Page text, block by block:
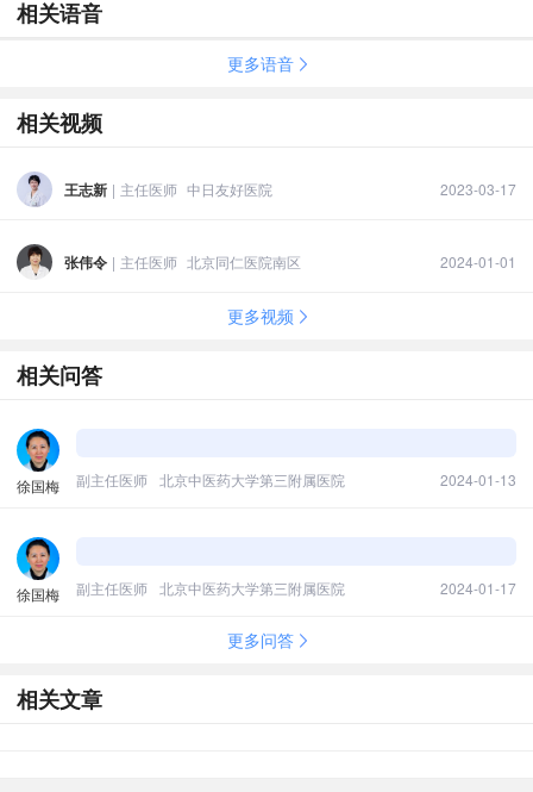
相关语音
更多语音
相关视频
王志新 | 主任医师 中日友好医院 2023-03-17
张伟令 | 主任医师 北京同仁医院南区 2024-01-01
更多视频
相关问答
徐国梅 副主任医师 北京中医药大学第三附属医院 2024-01-13
徐国梅 副主任医师 北京中医药大学第三附属医院 2024-01-17
更多问答
相关文章